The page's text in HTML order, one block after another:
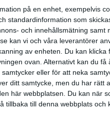
på en enhet, exempelvis
standardinformation som
och innehållsmätning samt
kan vi och våra leverantörer
av enheten. Du kan klicka
ovan. Alternativt kan du få
eller för att neka
ditt samtycke, men du har rätt
här webbplatsen. Du kan när
tillbaka till denna webbplats och